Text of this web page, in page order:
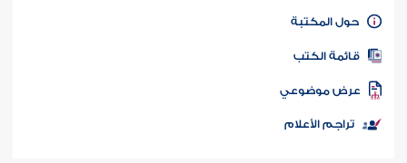
كتاب الأمة
المكتبة
الكتب
موضوعي